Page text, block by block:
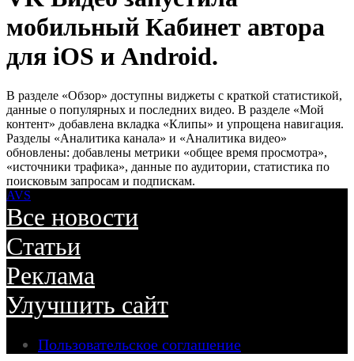
мобильный Кабинет автора
для iOS и Android.
В разделе «Обзор» доступны виджеты с краткой статистикой,
данные о популярных и последних видео. В разделе «Мой
контент» добавлена вкладка «Клипы» и упрощена навигация.
Разделы «Аналитика канала» и «Аналитика видео»
обновлены: добавлены метрики «общее время просмотра»,
«источники трафика», данные по аудитории, статистика по
поисковым запросам и подпискам.
AVS
Все новости
Статьи
Реклама
Улучшить сайт
Пользовательское соглашение